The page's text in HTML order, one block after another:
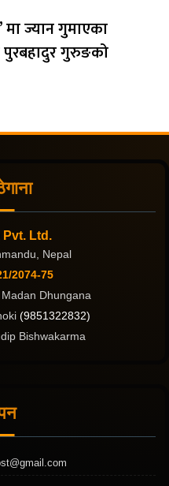
मा ज्यान गुमाएका
पुरबहादुर गुरुङको
Pvt. Ltd.
Nepal
2074-75
Madan Dhungana
(9851322832)
Bishwakarma